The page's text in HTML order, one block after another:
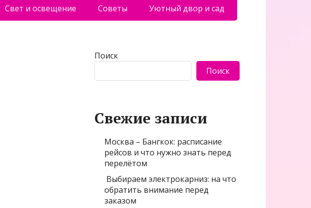
Свет и освещение Советы Уютный двор и сад
Поиск
Поиск
Свежие записи
Москва – Бангкок: расписание
рейсов и что нужно знать перед
перелётом
Выбираем электрокарниз: на что
обратить внимание перед
заказом